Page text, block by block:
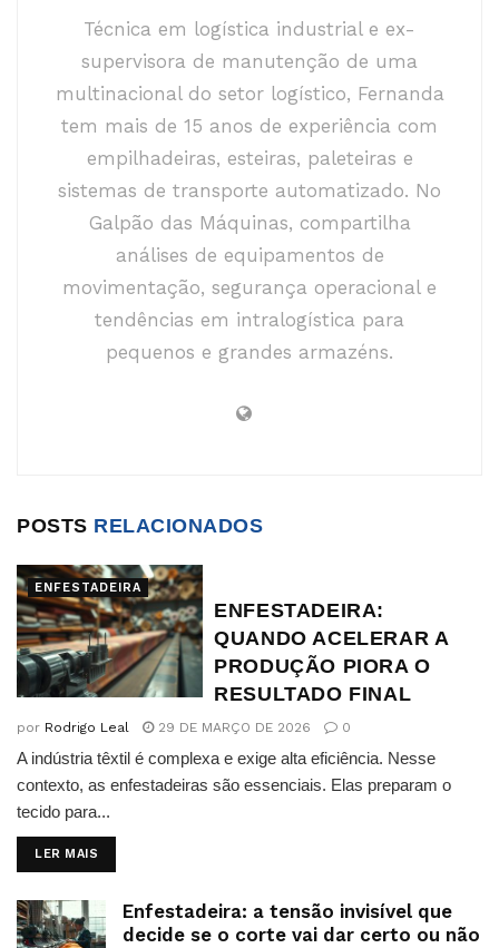
Técnica em logística industrial e ex-
supervisora de manutenção de uma
multinacional do setor logístico, Fernanda
tem mais de 15 anos de experiência com
empilhadeiras, esteiras, paleteiras e
sistemas de transporte automatizado. No
Galpão das Máquinas, compartilha
análises de equipamentos de
movimentação, segurança operacional e
tendências em intralogística para
pequenos e grandes armazéns.
POSTS RELACIONADOS
ENFESTADEIRA
ENFESTADEIRA:
QUANDO ACELERAR A
PRODUÇÃO PIORA O
RESULTADO FINAL
por Rodrigo Leal 29 DE MARÇO DE 2026 0
A indústria têxtil é complexa e exige alta eficiência. Nesse
contexto, as enfestadeiras são essenciais. Elas preparam o
tecido para...
LER MAIS
Enfestadeira: a tensão invisível que
decide se o corte vai dar certo ou não